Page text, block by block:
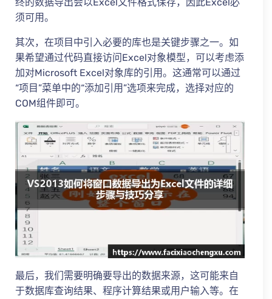
须可用。
其次，在项目中引入必要的库也是关键步骤之一。如
果希望通过代码直接访问Excel对象模型，可以考虑添
加对Microsoft Excel对象库的引用。这通常可以通过
“项目”菜单中的“添加引用”选项来完成，选择对应的
COM组件即可。
最后，我们需要明确要导出的数据来源，这可能来自
于数据库查询结果、程序计算结果或用户输入等。在